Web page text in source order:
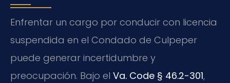
Enfrentar un cargo por conducir con licencia
suspendida en el Condado de Culpeper
puede generar incertidumbre y
preocupación. Bajo el Va. Code § 46.2-301,